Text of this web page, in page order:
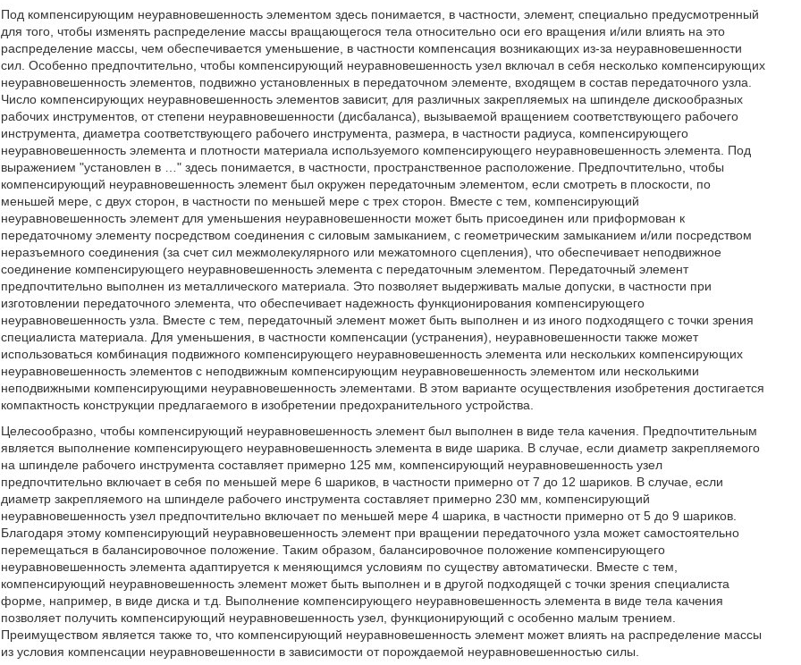
Под компенсирующим неуравновешенность элементом здесь понимается, в частности, элемент, специально предусмотренный
для того, чтобы изменять распределение массы вращающегося тела относительно оси его вращения и/или влиять на это
распределение массы, чем обеспечивается уменьшение, в частности компенсация возникающих из-за неуравновешенности
сил. Особенно предпочтительно, чтобы компенсирующий неуравновешенность узел включал в себя несколько компенсирующих
неуравновешенность элементов, подвижно установленных в передаточном элементе, входящем в состав передаточного узла.
Число компенсирующих неуравновешенность элементов зависит, для различных закрепляемых на шпинделе дискообразных
рабочих инструментов, от степени неуравновешенности (дисбаланса), вызываемой вращением соответствующего рабочего
инструмента, диаметра соответствующего рабочего инструмента, размера, в частности радиуса, компенсирующего
неуравновешенность элемента и плотности материала используемого компенсирующего неуравновешенность элемента. Под
выражением "установлен в …" здесь понимается, в частности, пространственное расположение. Предпочтительно, чтобы
компенсирующий неуравновешенность элемент был окружен передаточным элементом, если смотреть в плоскости, по
меньшей мере, с двух сторон, в частности по меньшей мере с трех сторон. Вместе с тем, компенсирующий
неуравновешенность элемент для уменьшения неуравновешенности может быть присоединен или приформован к
передаточному элементу посредством соединения с силовым замыканием, с геометрическим замыканием и/или посредством
неразъемного соединения (за счет сил межмолекулярного или межатомного сцепления), что обеспечивает неподвижное
соединение компенсирующего неуравновешенность элемента с передаточным элементом. Передаточный элемент
предпочтительно выполнен из металлического материала. Это позволяет выдерживать малые допуски, в частности при
изготовлении передаточного элемента, что обеспечивает надежность функционирования компенсирующего
неуравновешенность узла. Вместе с тем, передаточный элемент может быть выполнен и из иного подходящего с точки зрения
специалиста материала. Для уменьшения, в частности компенсации (устранения), неуравновешенности также может
использоваться комбинация подвижного компенсирующего неуравновешенность элемента или нескольких компенсирующих
неуравновешенность элементов с неподвижным компенсирующим неуравновешенность элементом или несколькими
неподвижными компенсирующими неуравновешенность элементами. В этом варианте осуществления изобретения достигается
компактность конструкции предлагаемого в изобретении предохранительного устройства.
Целесообразно, чтобы компенсирующий неуравновешенность элемент был выполнен в виде тела качения. Предпочтительным
является выполнение компенсирующего неуравновешенность элемента в виде шарика. В случае, если диаметр закрепляемого
на шпинделе рабочего инструмента составляет примерно 125 мм, компенсирующий неуравновешенность узел
предпочтительно включает в себя по меньшей мере 6 шариков, в частности примерно от 7 до 12 шариков. В случае, если
диаметр закрепляемого на шпинделе рабочего инструмента составляет примерно 230 мм, компенсирующий
неуравновешенность узел предпочтительно включает по меньшей мере 4 шарика, в частности примерно от 5 до 9 шариков.
Благодаря этому компенсирующий неуравновешенность элемент при вращении передаточного узла может самостоятельно
перемещаться в балансировочное положение. Таким образом, балансировочное положение компенсирующего
неуравновешенность элемента адаптируется к меняющимся условиям по существу автоматически. Вместе с тем,
компенсирующий неуравновешенность элемент может быть выполнен и в другой подходящей с точки зрения специалиста
форме, например, в виде диска и т.д. Выполнение компенсирующего неуравновешенность элемента в виде тела качения
позволяет получить компенсирующий неуравновешенность узел, функционирующий с особенно малым трением.
Преимуществом является также то, что компенсирующий неуравновешенность элемент может влиять на распределение массы
из условия компенсации неуравновешенности в зависимости от порождаемой неуравновешенностью силы.